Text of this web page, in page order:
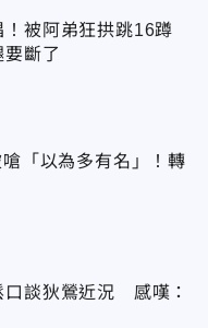
！被阿弟狂拱跳16蹲
斷了
「以為多有名」！轉
口談狄鶯近況 感嘆：